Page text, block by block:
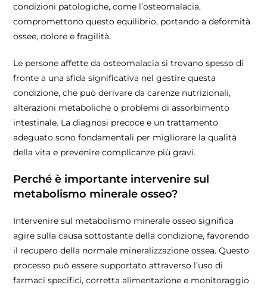
condizioni patologiche, come l’osteomalacia,
compromettono questo equilibrio, portando a deformità
ossee, dolore e fragilità.
Le persone affette da osteomalacia si trovano spesso di
fronte a una sfida significativa nel gestire questa
condizione, che può derivare da carenze nutrizionali,
alterazioni metaboliche o problemi di assorbimento
intestinale. La diagnosi precoce e un trattamento
adeguato sono fondamentali per migliorare la qualità
della vita e prevenire complicanze più gravi.
Perché è importante intervenire sul
metabolismo minerale osseo?
Intervenire sul metabolismo minerale osseo significa
agire sulla causa sottostante della condizione, favorendo
il recupero della normale mineralizzazione ossea. Questo
processo può essere supportato attraverso l’uso di
farmaci specifici, corretta alimentazione e monitoraggio